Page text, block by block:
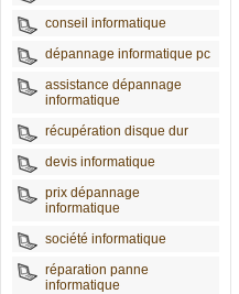
conseil informatique
dépannage informatique pc
assistance dépannage
informatique
récupération disque dur
devis informatique
prix dépannage
informatique
société informatique
réparation panne
informatique